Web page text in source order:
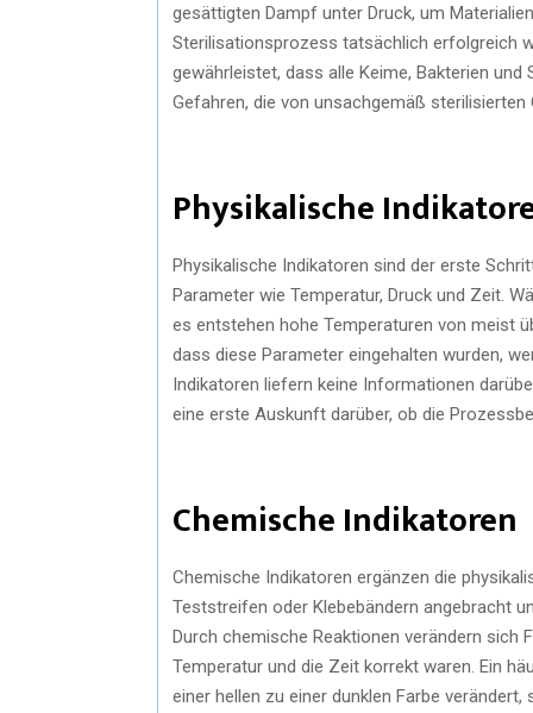
gesättigten Dampf unter Druck, um
Sterilisationsprozess tatsächlich erfolgreich
gewährleistet, dass alle Keime, Bakterien
Gefahren, die von unsachgemäß
Physikalische
Physikalische Indikatoren sind der erste
Parameter wie Temperatur, Druck und Zeit.
es entstehen hohe Temperaturen von meist
dass diese Parameter eingehalten wurden,
Indikatoren liefern keine Informationen
eine erste Auskunft darüber, ob die
Chemische Indikatoren
Chemische Indikatoren ergänzen die
Teststreifen oder Klebebändern angebracht
Durch chemische Reaktionen verändern sich
Temperatur und die Zeit korrekt waren. Ein
einer hellen zu einer dunklen Farbe